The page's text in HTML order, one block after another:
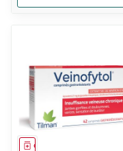
Geneesmiddel